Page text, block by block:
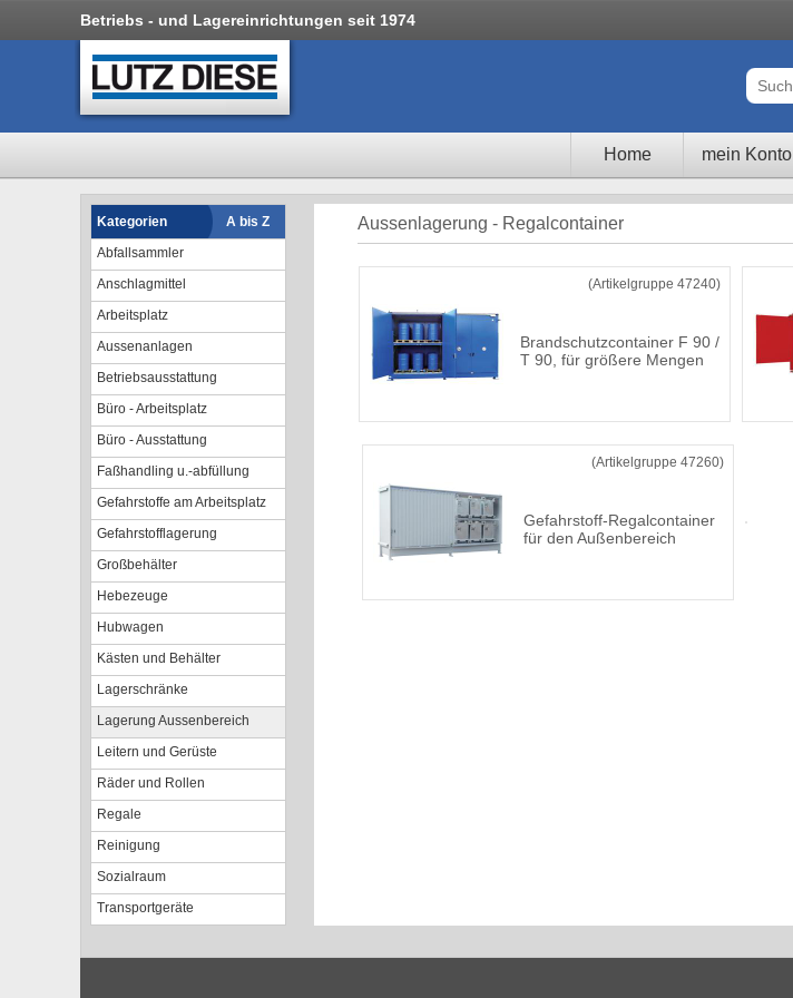
Betriebs - und Lagereinrichtungen seit 1974
Home mein Konto
Kategorien
A bis Z
Abfallsammler
Anschlagmittel
Arbeitsplatz
Aussenanlagen
Betriebsausstattung
Büro - Arbeitsplatz
Büro - Ausstattung
Faßhandling u.-abfüllung
Gefahrstoffe am Arbeitsplatz
Gefahrstofflagerung
Großbehälter
Hebezeuge
Hubwagen
Kästen und Behälter
Lagerschränke
Lagerung Aussenbereich
Leitern und Gerüste
Räder und Rollen
Regale
Reinigung
Sozialraum
Transportgeräte
Aussenlagerung - Regalcontainer
(Artikelgruppe 47240)
Brandschutzcontainer F 90 /
T 90, für größere Mengen
(Artikelgruppe 47260)
Gefahrstoff-Regalcontainer
für den Außenbereich